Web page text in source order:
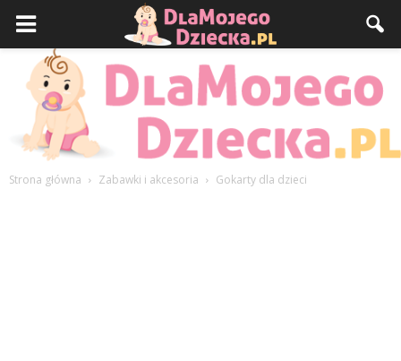
Strona główna Zabawki i akcesoria Gokarty dla dzieci